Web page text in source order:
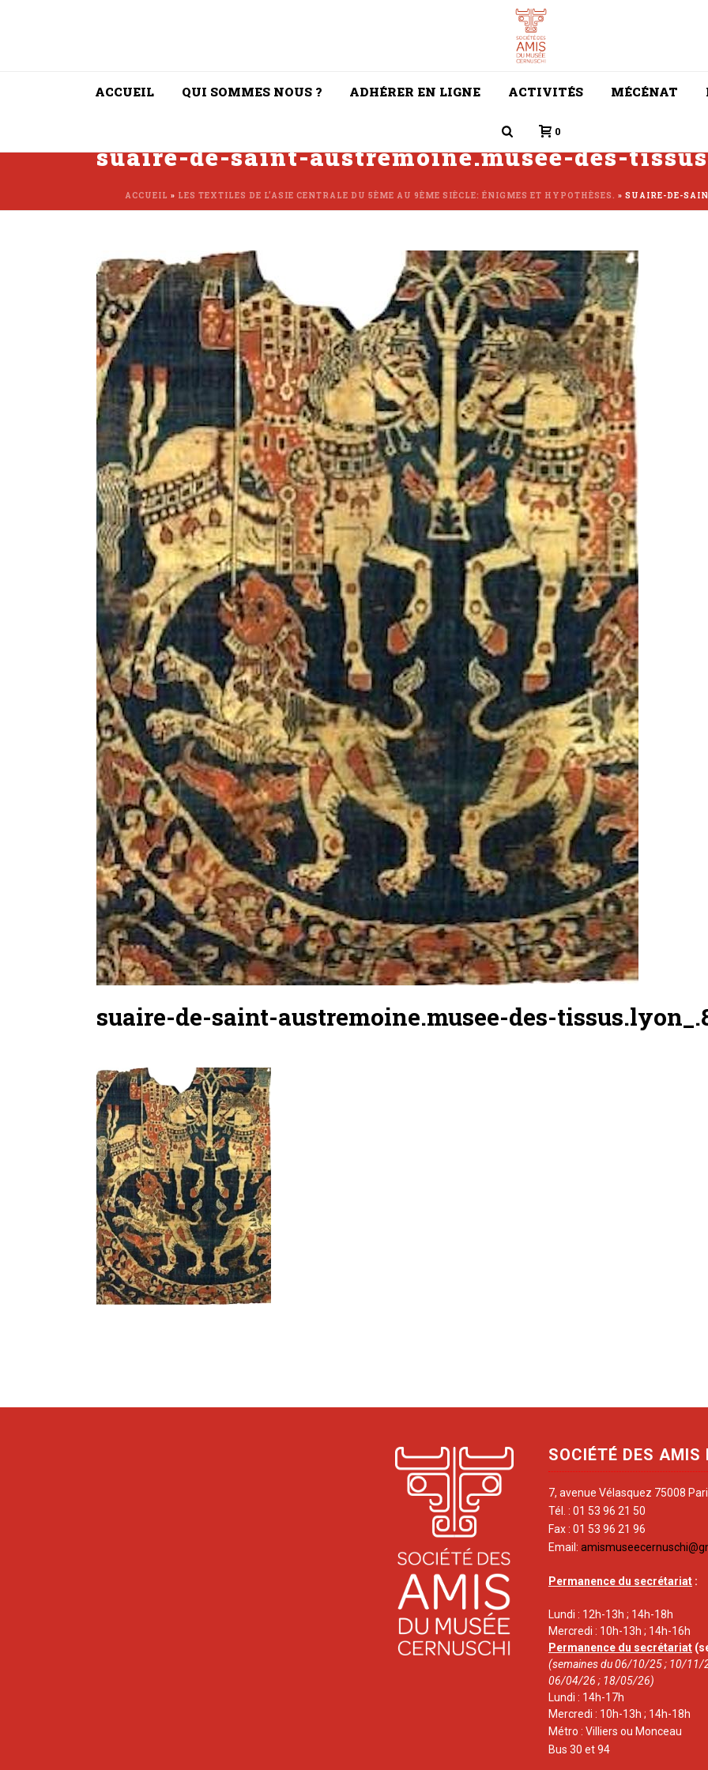
ACCUEIL QUI SOMMES NOUS ? ADHÉRER EN LIGNE ACTIVITÉS MÉCÉNAT
0
suaire-de-saint-austremoine.musee-des-
ACCUEIL » LES TEXTILES DE L’ASIE CENTRALE DU 5ÈME AU 9ÈME SIÈCLE: ÉNIGMES ET HYPOTHÈSES. » SUAIRE-DE-
suaire-de-saint-austremoine.musee-des-
SOCIÉTÉ DES AMIS
7, avenue Vélasquez 75008
Tél. : 01 53 96 21 50
Fax : 01 53 96 21 96
Email:
Permanence du secrétariat :
Lundi : 12h-13h ; 14h-18h
Mercredi : 10h-13h ; 14h-16h
Permanence du secrétariat
(semaines du 06/10/25 ; 10/
06/04/26 ; 18/05/26)
Lundi : 14h-17h
Mercredi : 10h-13h ; 14h-18h
Métro : Villiers ou Monceau
Bus 30 et 94